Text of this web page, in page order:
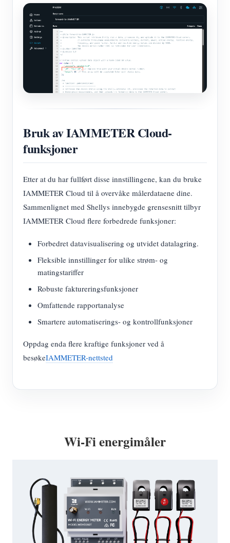
Bruk av IAMMETER Cloud-
funksjoner
Etter at du har fullført disse innstillingene, kan du bruke
IAMMETER Cloud til å overvåke målerdataene dine.
Sammenlignet med Shellys innebygde grensesnitt tilbyr
IAMMETER Cloud flere forbedrede funksjoner:
Forbedret datavisualisering og utvidet datalagring.
Fleksible innstillinger for ulike strøm- og
matingstariffer
Robuste faktureringsfunksjoner
Omfattende rapportanalyse
Smartere automatiserings- og kontrollfunksjoner
Oppdag enda flere kraftige funksjoner ved å
besøkeIAMMETER-nettsted
Wi-Fi energimåler